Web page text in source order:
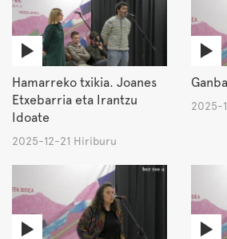
Hamarreko txikia. Joanes
Etxebarria eta Irantzu
Idoate
2025-12-21 Hiriburu
2025-